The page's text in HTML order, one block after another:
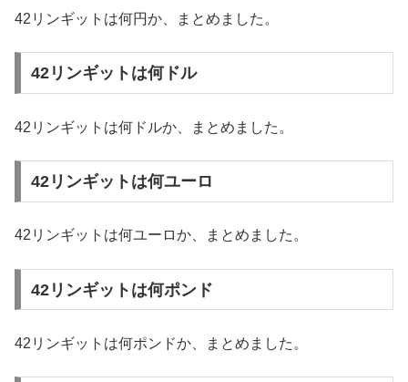
42リンギットは何円か、まとめました。
42リンギットは何ドル
42リンギットは何ドルか、まとめました。
42リンギットは何ユーロ
42リンギットは何ユーロか、まとめました。
42リンギットは何ポンド
42リンギットは何ポンドか、まとめました。